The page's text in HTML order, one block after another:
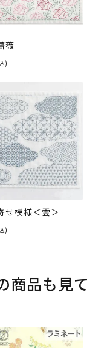
薇
)
せ模様＜雲＞
)
商品も見て